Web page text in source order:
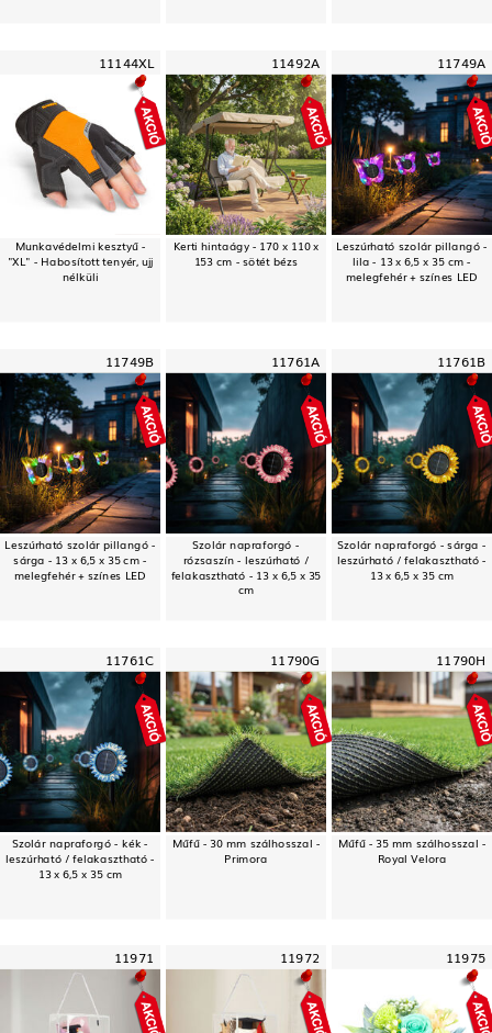
11144XL
Munkavédelmi kesztyű -
"XL" - Habosított tenyér, ujj
nélküli
11492A
Kerti hintaágy - 170 x 110 x
153 cm - sötét bézs
11749A
Leszúrható szolár pillangó -
lila - 13 x 6,5 x 35 cm -
melegfehér + színes LED
11749B
Leszúrható szolár pillangó -
sárga - 13 x 6,5 x 35 cm -
melegfehér + színes LED
11761A
Szolár napraforgó -
rózsaszín - leszúrható /
felakasztható - 13 x 6,5 x 35
cm
11761B
Szolár napraforgó - sárga -
leszúrható / felakasztható -
13 x 6,5 x 35 cm
11761C
Szolár napraforgó - kék -
leszúrható / felakasztható -
13 x 6,5 x 35 cm
11790G
Műfű - 30 mm szálhosszal -
Primora
11790H
Műfű - 35 mm szálhosszal -
Royal Velora
11971 11972 11975